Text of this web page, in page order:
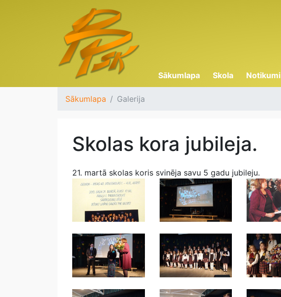
Sākumlapa Skola Notikumi
Sākumlapa Galerija
Skolas kora jubileja.
21. martā skolas koris svinēja savu 5 gadu jubileju.